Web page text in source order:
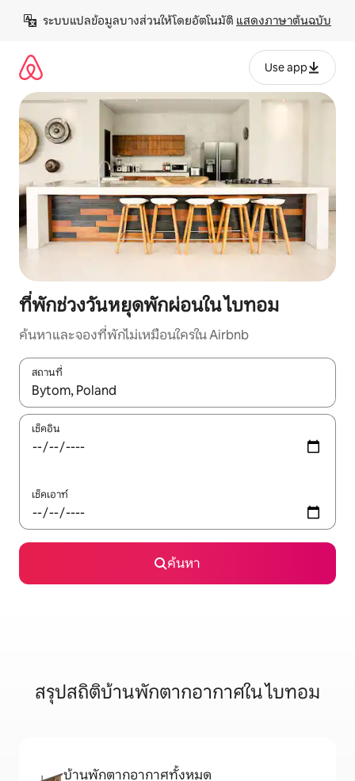
เนื้อหา
ระบบแปลข้อมูลบางส่วนให้โดยอัตโนมัติ แสดงภาษาต้นฉบับ
Use app
ที่พักช่วงวันหยุดพักผ่อนใน ไบทอม
ค้นหาและจองที่พักไม่เหมือนใครใน Airbnb
สถานที่
ใช้ลูกศรขึ้นลง หรือใช้การสัมผัสหรือปัด เพื่อสำรวจผลการค้นหา
เช็คอิน
เช็คเอาท์
ค้นหา
สรุปสถิติบ้านพักตากอากาศใน ไบทอม
บ้านพักตากอากาศทั้งหมด